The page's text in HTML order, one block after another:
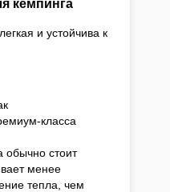
кемпинга
и устойчива к
класса
обычно стоит
менее
тепла, чем